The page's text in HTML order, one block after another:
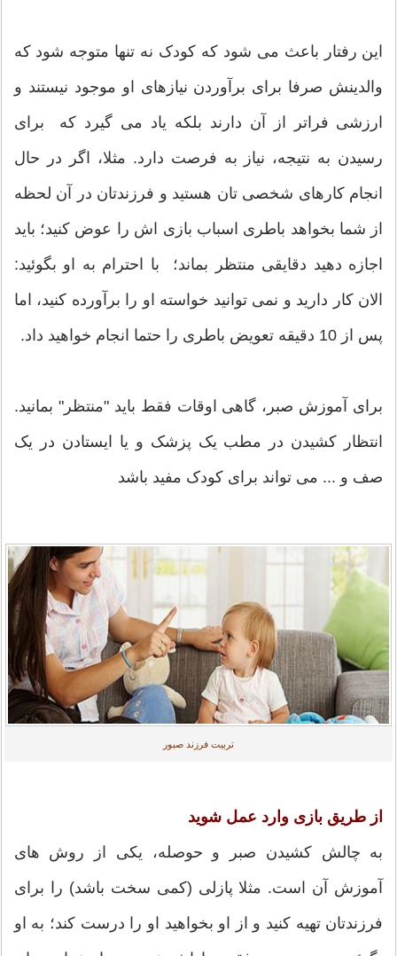
این رفتار باعث می شود که کودک نه تنها متوجه شود که
والدینش صرفا برای برآوردن نیازهای او موجود نیستند و
ارزشی فراتر از آن دارند بلکه یاد می گیرد که برای
رسیدن به نتیجه، نیاز به فرصت دارد. مثلا، اگر در حال
انجام کارهای شخصی تان هستید و فرزندتان در آن لحظه
از شما بخواهد باطری اسباب بازی اش را عوض کنید؛ باید
اجازه دهید دقایقی منتظر بماند؛ با احترام به او بگوئید:
الان کار دارید و نمی توانید خواسته او را برآورده کنید، اما
پس از 10 دقیقه تعویض باطری را حتما انجام خواهید داد.
برای آموزش صبر، گاهی اوقات فقط باید "منتظر" بمانید.
انتظار کشیدن در مطب یک پزشک و یا ایستادن در یک
صف و ... می تواند برای کودک مفید باشد
تربیت فرزند صبور
از طریق بازی وارد عمل شوید
به چالش کشیدن صبر و حوصله، یکی از روش های
آموزش آن است. مثلا پازلی (کمی سخت باشد) را برای
فرزندتان تهیه کنید و از او بخواهید او را درست کند؛ به او